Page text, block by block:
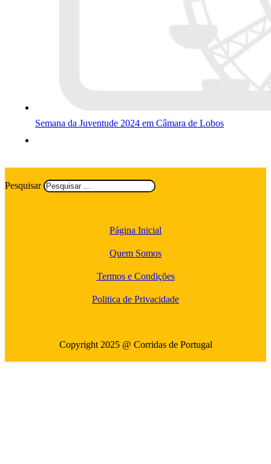
Semana da Juventude 2024 em Câmara de Lobos
Pesquisar
Página Inicial
Quem Somos
Termos e Condições
Politica de Privacidade
Copyright 2025 @ Corridas de Portugal